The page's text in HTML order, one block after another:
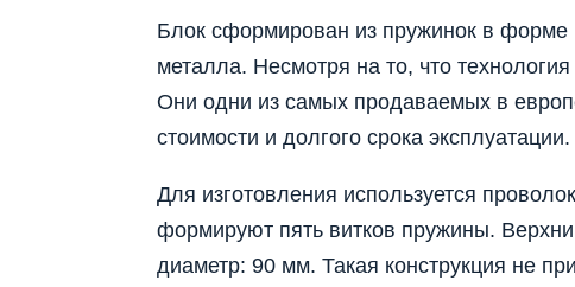
Блок сформирован из пружинок в форме
металла. Несмотря на то, что
Они одни из самых продаваемых в
стоимости и долгого срока эксплуатации.
Для изготовления используется
формируют пять витков пружины.
диаметр: 90 мм. Такая конструкция не